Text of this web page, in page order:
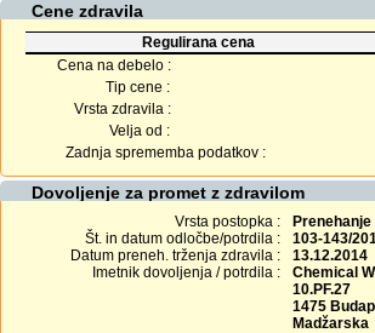
Cene zdravila
Regulirana cena
Cena na debelo :
Tip cene :
Vrsta zdravila :
Velja od :
Zadnja sprememba podatkov :
Dovoljenje za promet z zdravilom
Vrsta postopka :
Št. in datum odločbe/potrdila :
103-143/
Datum preneh. trženja zdravila :
13.12.2014
Imetnik dovoljenja / potrdila :
Chemical
10.PF.27
1475
Madžarska